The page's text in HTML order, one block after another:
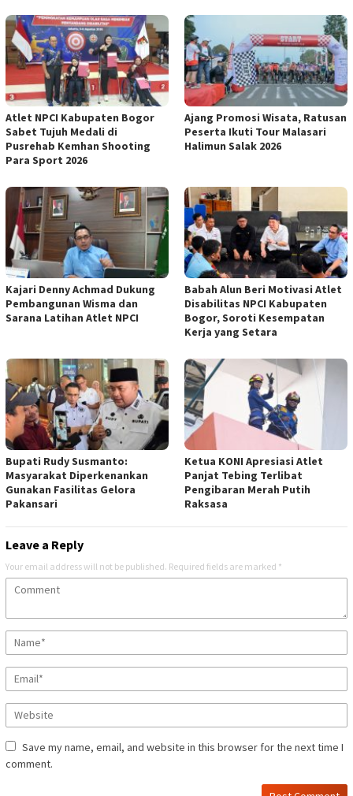
Atlet NPCI Kabupaten Bogor
Sabet Tujuh Medali di
Pusrehab Kemhan Shooting
Para Sport 2026
Ajang Promosi Wisata, Ratusan
Peserta Ikuti Tour Malasari
Halimun Salak 2026
Kajari Denny Achmad Dukung
Pembangunan Wisma dan
Sarana Latihan Atlet NPCI
Babah Alun Beri Motivasi Atlet
Disabilitas NPCI Kabupaten
Bogor, Soroti Kesempatan
Kerja yang Setara
Bupati Rudy Susmanto:
Masyarakat Diperkenankan
Gunakan Fasilitas Gelora
Pakansari
Ketua KONI Apresiasi Atlet
Panjat Tebing Terlibat
Pengibaran Merah Putih
Raksasa
Leave a Reply
Your email address will not be published. Required fields are marked *
Save my name, email, and website in this browser for the next time I
comment.